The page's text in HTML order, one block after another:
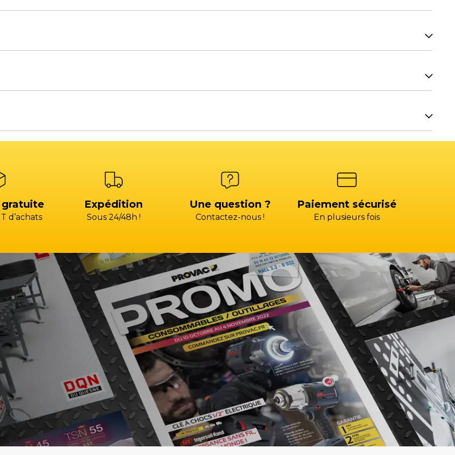
de rechange
Atelier SAV
Facturation SAV
/ Le vendredi de 8H00 à 12H00 et de 14H00 à 17H00.
3)
Comptabilité fournisseur
compta.fournisseurs@groupepac.com
04 42 15 35 35 (CHOIX 4)
gratuite
d’achats
Expédition
Sous 24/48h !
Une question ?
Contactez-nous !
Paiement sécurisé
En plusieurs fois